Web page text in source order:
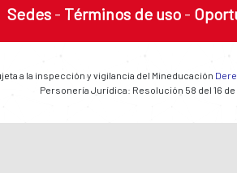
Sedes - Términos de uso -
a la inspección y vigilancia del Mineducación
Personería Jurídica: Resolución 58 del 16